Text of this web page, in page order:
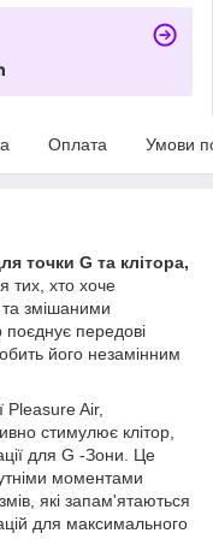
Оплата Умови
точки G та клітора,
тих, хто хоче
та змішаними
передові
його незамінним
Pleasure Air,
стимулює клітор,
для G -Зони. Це
моментами
які запам'ятаються
для максимального